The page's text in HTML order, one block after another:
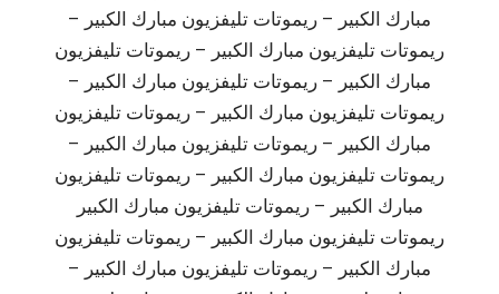
مبارك الكبير – ريموتات تليفزيون مبارك الكبير –
ريموتات تليفزيون مبارك الكبير – ريموتات تليفزيون
مبارك الكبير – ريموتات تليفزيون مبارك الكبير –
ريموتات تليفزيون مبارك الكبير – ريموتات تليفزيون
مبارك الكبير – ريموتات تليفزيون مبارك الكبير –
ريموتات تليفزيون مبارك الكبير – ريموتات تليفزيون
مبارك الكبير – ريموتات تليفزيون مبارك الكبير
ريموتات تليفزيون مبارك الكبير – ريموتات تليفزيون
مبارك الكبير – ريموتات تليفزيون مبارك الكبير –